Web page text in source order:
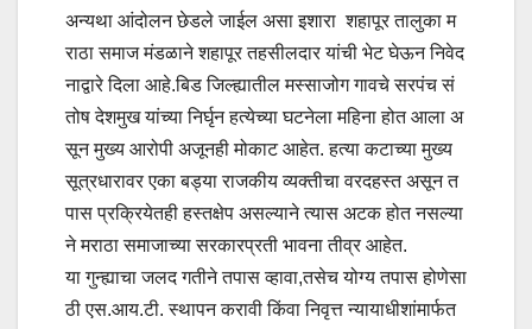
अन्यथा आंदोलन छेडले जाईल असा इशारा शहापूर तालुका म
राठा समाज मंडळाने शहापूर तहसीलदार यांची भेट घेऊन निवेद
नाद्वारे दिला आहे.बिड जिल्ह्यातील मस्साजोग गावचे सरपंच सं
तोष देशमुख यांच्या निर्घृन हत्येच्या घटनेला महिना होत आला अ
सून मुख्य आरोपी अजूनही मोकाट आहेत. हत्या कटाच्या मुख्य
सूत्रधारावर एका बड्या राजकीय व्यक्तीचा वरदहस्त असून त
पास प्रक्रियेतही हस्तक्षेप असल्याने त्यास अटक होत नसल्या
ने मराठा समाजाच्या सरकारप्रती भावना तीव्र आहेत.
या गुन्ह्याचा जलद गतीने तपास व्हावा,तसेच योग्य तपास होणेसा
ठी एस.आय.टी. स्थापन करावी किंवा निवृत्त न्यायाधीशांमार्फत